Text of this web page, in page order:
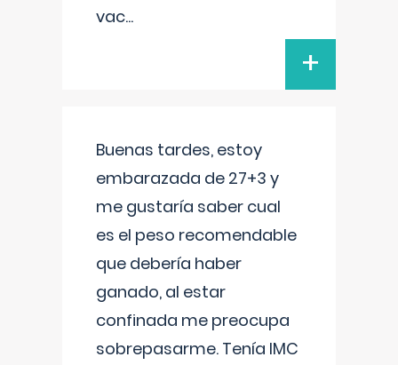
vac...
+
Buenas tardes, estoy
embarazada de 27+3 y
me gustaría saber cual
es el peso recomendable
que debería haber
ganado, al estar
confinada me preocupa
sobrepasarme. Tenía IMC